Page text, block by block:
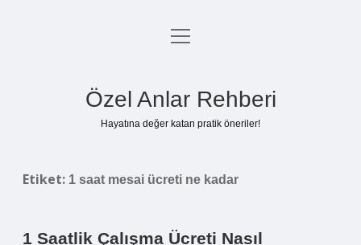
Anasayfa
menüyü
Özel Anlar Rehberi
Hayatına değer katan pratik öneriler!
Etiket: 1 saat mesai ücreti ne kadar
1 Saatlik Çalışma Ücreti Nasıl